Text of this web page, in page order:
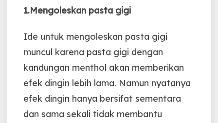
1.Mengoleskan pasta gigi
Ide untuk mengoleskan pasta gigi
muncul karena pasta gigi dengan
kandungan menthol akan memberikan
efek dingin lebih lama. Namun nyatanya
efek dingin hanya bersifat sementara
dan sama sekali tidak membantu